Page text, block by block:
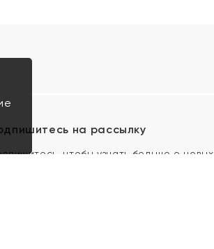
на рассылку
чтобы узнать больше о новых